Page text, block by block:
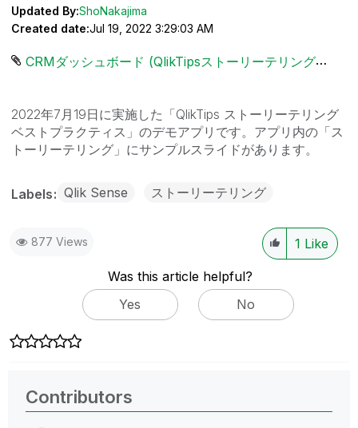
Updated By:ShoNakajima
Created date:Jul 19, 2022 3:29:03 AM
CRMダッシュボード (QlikTipsストーリーテリングベストプラクティス).qvf ‏2048 KB
2022年7月19日に実施した「QlikTips ストーリーテリング
ベストプラクティス」のデモアプリです。アプリ内の「ス
トーリーテリング」にサンプルスライドがあります。
Labels Qlik Sense ストーリーテリング
877 Views 1 Like
Was this article helpful?
Yes
No
Contributors